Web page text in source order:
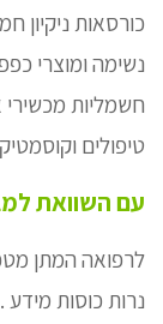
כורסאות ניקיון
נשימה ומוצרי
חשמליות
טיפולים
עם השוואת
לרפואה המתן
נרות כוסות מידע .